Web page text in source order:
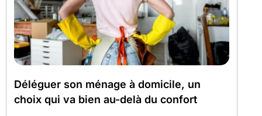
Déléguer son ménage à domicile, un
choix qui va bien au-delà du confort